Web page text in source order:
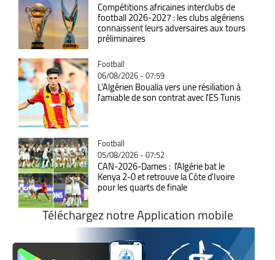
Compétitions africaines interclubs de
football 2026-2027 : les clubs algériens
connaissent leurs adversaires aux tours
préliminaires
Catégorie
Football
06/08/2026 - 07:59
L'Algérien Boualia vers une résiliation à
l'amiable de son contrat avec l'ES Tunis
Catégorie
Football
05/08/2026 - 07:52
CAN-2026-Dames : l'Algérie bat le
Kenya 2-0 et retrouve la Côte d'Ivoire
pour les quarts de finale
Téléchargez notre Application mobile